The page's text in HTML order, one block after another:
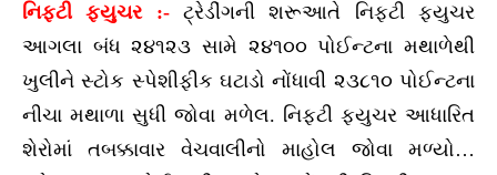
નિફ્ટી ફ્યુચર :-ટ્રેડીંગની શરૂઆતે નિફ્ટી ફ્યુચર
આગલા બંધ ૨૪૧૨૩ સામે ૨૪૧૦૦ પોઈન્ટના મથાળેથી
ખુલીને સ્ટોક સ્પેશીફીક ઘટાડો નોંધાવી ૨૩૮૧૦ પોઈન્ટના
નીચા મથાળા સુધી જોવા મળેલ. નિફ્ટી ફ્યુચર આધારિત
શેરોમાં તબક્કાવાર વેચવાલીનો માહોલ જોવા મળ્યો…